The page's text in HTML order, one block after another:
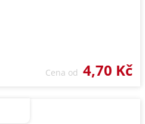
Cena od 4,70 Kč